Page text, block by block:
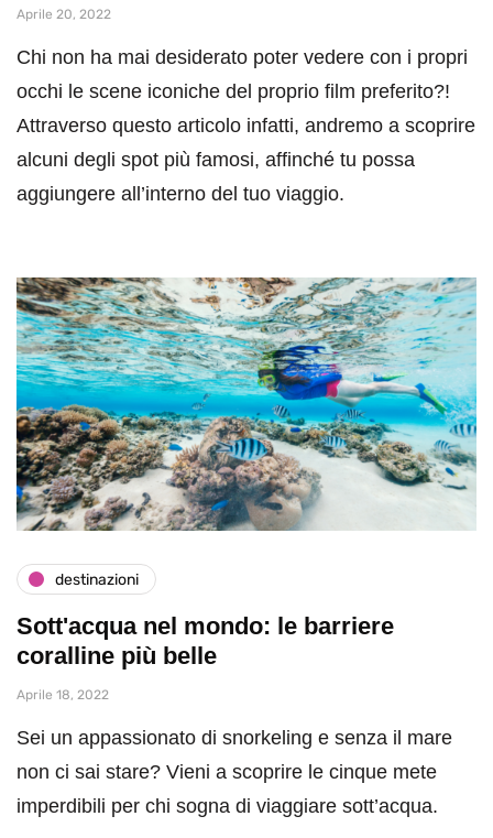
Aprile 20, 2022
Chi non ha mai desiderato poter vedere con i propri
occhi le scene iconiche del proprio film preferito?!
Attraverso questo articolo infatti, andremo a scoprire
alcuni degli spot più famosi, affinché tu possa
aggiungere all’interno del tuo viaggio.
destinazioni
Sott'acqua nel mondo: le barriere
coralline più belle
Aprile 18, 2022
Sei un appassionato di snorkeling e senza il mare
non ci sai stare? Vieni a scoprire le cinque mete
imperdibili per chi sogna di viaggiare sott’acqua.